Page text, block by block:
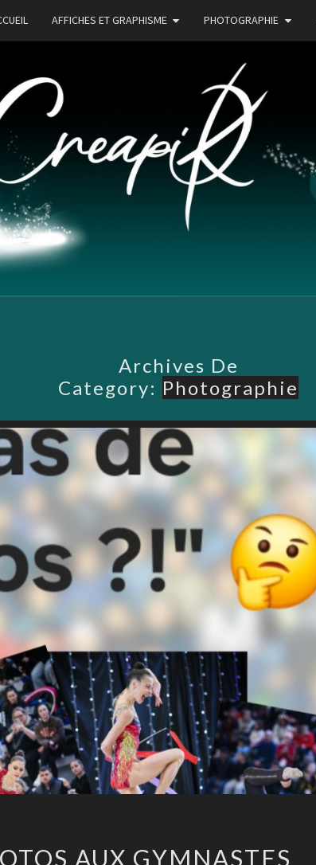
AFFICHES ET GRAPHISME PHOTOGRAPHIE
Archives De
Category: Photographie
AUX GYMNASTES